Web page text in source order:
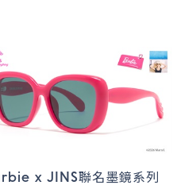
x JINS聯名墨鏡系列